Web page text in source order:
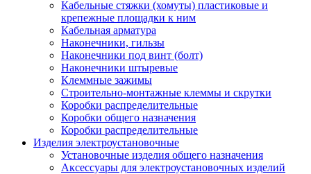
Кабельные стяжки (хомуты) пластиковые и
крепежные площадки к ним
Кабельная арматура
Наконечники, гильзы
Наконечники под винт (болт)
Наконечники штыревые
Клеммные зажимы
Строительно-монтажные клеммы и скрутки
Коробки распределительные
Коробки общего назначения
Коробки распределительные
Изделия электроустановочные
Установочные изделия общего назначения
Аксессуары для электроустановочных изделий